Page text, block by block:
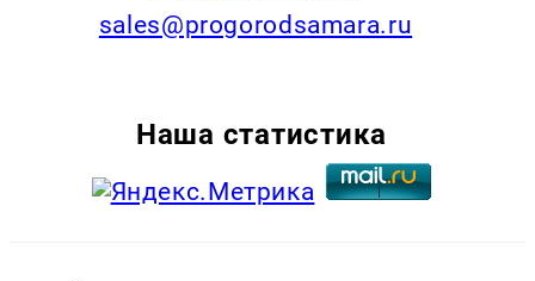
sales@progorodsamara.ru
Наша статистика